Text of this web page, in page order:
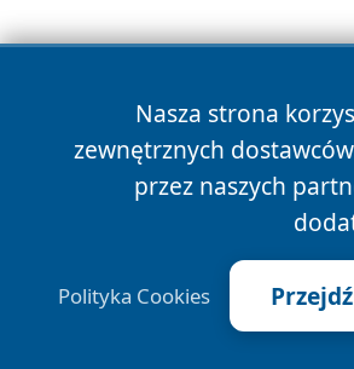
Nasza strona
zewnętrznych
przez naszych
Polityka Cookies